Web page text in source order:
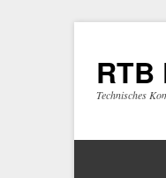
Technisches